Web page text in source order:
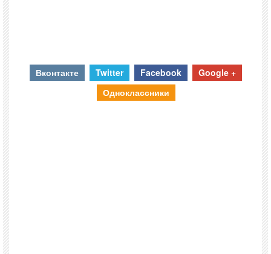
Вконтакте Twitter Facebook
Google +
Одноклассники